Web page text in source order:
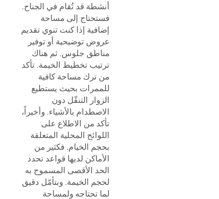
أنشطة قد تُقام في الجناح.
فستحتاج إلى مساحة
إضافية إذا كنت تنوي تقديم
عروض توضيحية أو توفير
مناطق جلوس. ثم هناك
ترتيب تخطيط الخيمة. تأكد
من ترك مساحة كافية
للممرات بحيث يستطيع
الزوار التنقّل دون
الاصطدام بالأشياء. وأخيراً،
تأكد من الاطلاع على
اللوائح المحلية المتعلقة
بحجم الخيام. فكثير من
الأماكن لديها قواعد تحدد
الحد الأقصى المسموح به
لحجم الخيمة. وبتأمّل دقيق
لما تحتاجه ولمساحة